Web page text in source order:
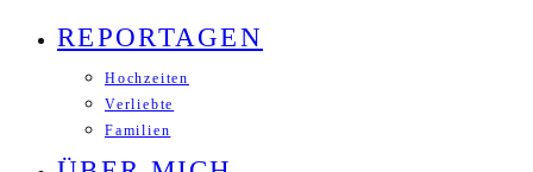
REPORTAGEN
Hochzeiten
Verliebte
Familien